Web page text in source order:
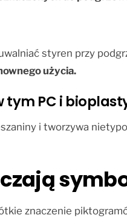
styren przy
użycia.
tym PC i
i tworzywa
znaczenie